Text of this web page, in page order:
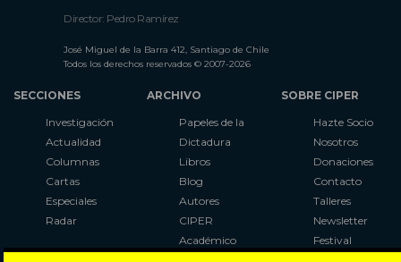
Director: Pedro Ramírez
José Miguel de la Barra 412, Santiago de Chile
Todos los derechos reservados © 2007-2026
SECCIONES
Investigación
Actualidad
Columnas
Cartas
Especiales
Radar
ARCHIVO
Papeles de la
Dictadura
Libros
Blog
Autores
CIPER
Académico
SOBRE CIPER
Hazte Socio
Nosotros
Donaciones
Contacto
Talleres
Newsletter
Festival